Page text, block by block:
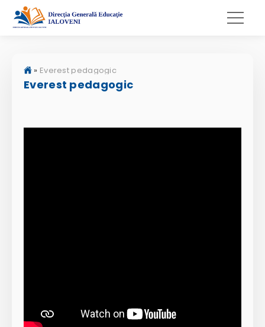
» Everest pedagogic
Everest pedagogic